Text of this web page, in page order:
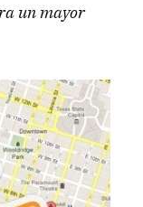
un mayor